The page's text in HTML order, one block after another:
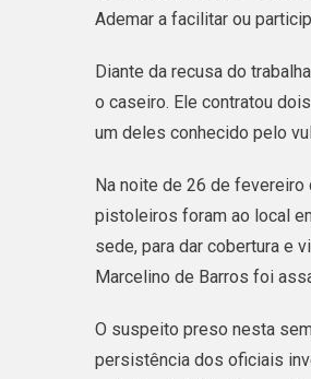
Ademar a facilitar ou
Diante da recusa do
o caseiro. Ele contratou
um deles conhecido pelo
Na noite de 26 de fevereiro
pistoleiros foram ao local
sede, para dar cobertura e
Marcelino de Barros foi
O suspeito preso nesta
persistência dos oficiais